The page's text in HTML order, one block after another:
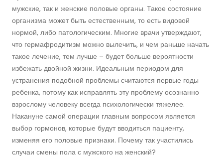
мужские, так и женские половые органы. Такое состояние
организма может быть естественным, то есть видовой
нормой, либо патологическим. Многие врачи утверждают,
что гермафродитизм можно вылечить, и чем раньше начать
такое лечение, тем лучше – будет больше вероятности
избежать двойной жизни. Идеальным периодом для
устранения подобной проблемы считаются первые годы
ребенка, потому как исправлять эту проблему осознанно
взрослому человеку всегда психологически тяжелее.
Накануне самой операции главным вопросом является
выбор гормонов, которые будут вводиться пациенту,
изменяя его половые признаки. Почему так участились
случаи смены пола с мужского на женский?